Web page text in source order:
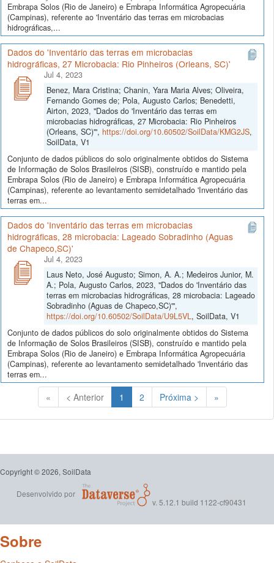
Embrapa Solos (Rio de Janeiro) e Embrapa Informática Agropecuária
(Campinas), referente ao 'Inventário das terras em microbacias
hidrográficas,...
Dados do 'Inventário das terras em microbacias
hidrográficas, 27 Microbacia: Rio Pinheiros (Orleans, SC)'
Jul 4, 2023
Benez, Mara Cristina; Chanin, Yara Maria Alves; Oliveira,
Fernando Gomes de; Pola, Augusto Carlos; Benedetti,
Airton, 2023, "Dados do 'Inventário das terras em
microbacias hidrográficas, 27 Microbacia: Rio Pinheiros
(Orleans, SC)'", https://doi.org/10.60502/SoilData/KMG2JS,
SoilData, V1
Conjunto de dados públicos do solo originalmente obtidos do Sistema
de Informação de Solos Brasileiros (SISB), construído e mantido pela
Embrapa Solos (Rio de Janeiro) e Embrapa Informática Agropecuária
(Campinas), referente ao levantamento semidetalhado 'Inventário das
terras em...
Dados do 'Inventário das terras em microbacias
hidrográficas, 28 microbacia: Lageado Sobradinho (Aguas
de Chapeco,SC)'
Jul 4, 2023
Laus Neto, José Augusto; Simon, A. A.; Medeiros Junior, M.
A.; Pola, Augusto Carlos, 2023, "Dados do 'Inventário das
terras em microbacias hidrográficas, 28 microbacia: Lageado
Sobradinho (Aguas de Chapeco,SC)'",
https://doi.org/10.60502/SoilData/U9L5VL, SoilData, V1
Conjunto de dados públicos do solo originalmente obtidos do Sistema
de Informação de Solos Brasileiros (SISB), construído e mantido pela
Embrapa Solos (Rio de Janeiro) e Embrapa Informática Agropecuária
(Campinas), referente ao levantamento semidetalhado 'Inventário das
terras em...
« < Anterior 1 (Atual)
2 Próxima > »
Copyright © 2026, SoilData
Desenvolvido por
v. 5.12.1 build 1122-cf90431
Sobre